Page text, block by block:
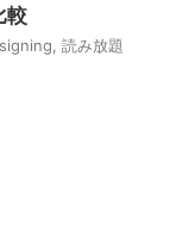
較
読み放題